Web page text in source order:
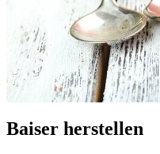
Baiser herstellen